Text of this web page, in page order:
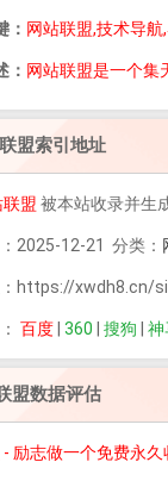
： 网站联盟,技术导
： 网站联盟是一个集
盟索引地址
联盟 被本站收录并生
2025-12-21 分类：
https://xwdh8.cn/
百度 360 搜狗 神
盟数据评估
- 励志做一个免费永